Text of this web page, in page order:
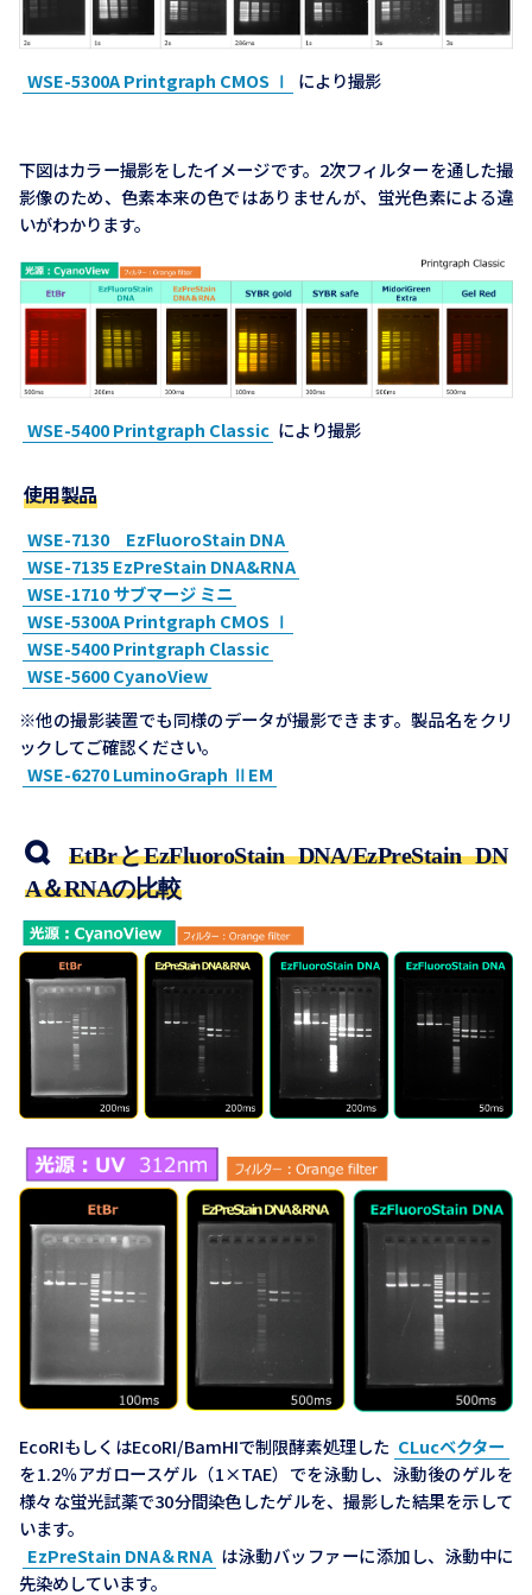
WSE-5300A Printgraph CMOS Ⅰ により撮影
下図はカラー撮影をしたイメージです。2次フィルターを通した撮
影像のため、色素本来の色ではありませんが、蛍光色素による違
いがわかります。
WSE-5400 Printgraph Classic により撮影
使用製品
WSE-7130 EzFluoroStain DNA
WSE-7135 EzPreStain DNA&RNA
WSE-1710 サブマージ ミニ
WSE-5300A Printgraph CMOS Ⅰ
WSE-5400 Printgraph Classic
WSE-5600 CyanoView
※他の撮影装置でも同様のデータが撮影できます。製品名をクリ
ックしてご確認ください。
WSE-6270 LuminoGraph ⅡEM
EtBrとEzFluoroStain DNA/EzPreStain DN
A＆RNAの比較
EcoRIもしくはEcoRI/BamHIで制限酵素処理した CLucベクター
を1.2％アガロースゲル（1×TAE）でを泳動し、泳動後のゲルを
様々な蛍光試薬で30分間染色したゲルを、撮影した結果を示して
います。
EzPreStain DNA＆RNA は泳動バッファーに添加し、泳動中に
先染めしています。